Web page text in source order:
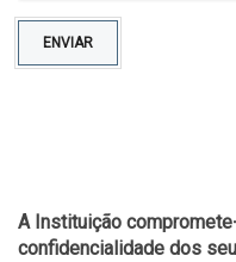
ENVIAR
A Instituição
confidencialidade dos